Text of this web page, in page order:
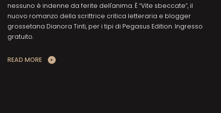
nessuno è indenne da ferite dell'anima. È “Vite sbeccate”, il
nuovo romanzo della scrittrice critica letteraria e blogger
grossetana Dianora Tinti, per i tipi di Pegasus Edition. Ingresso
gratuito.
READ MORE